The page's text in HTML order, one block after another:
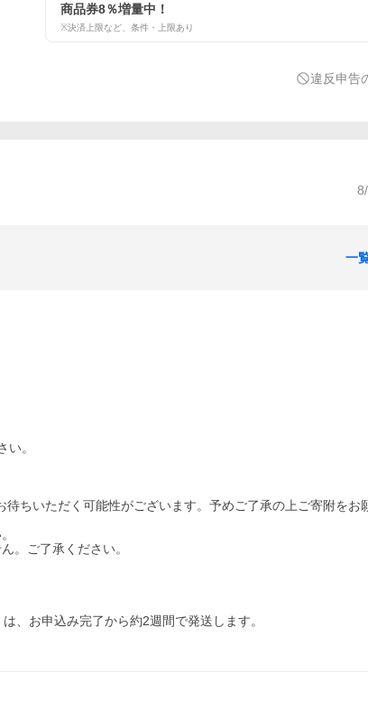
商品券8％増量中！
※決済上限など、条件・上限あり
違反申告
一
。
ちいただく可能性がございます。予めご了承の上ご寄附をお
。ご了承ください。
、お申込み完了から約2週間で発送します。